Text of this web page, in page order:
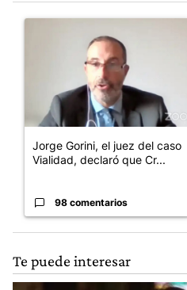
Un artículo de tendencia con
Jorge Gorini, el juez del caso
Vialidad, declaró que Cr...
98 comentarios